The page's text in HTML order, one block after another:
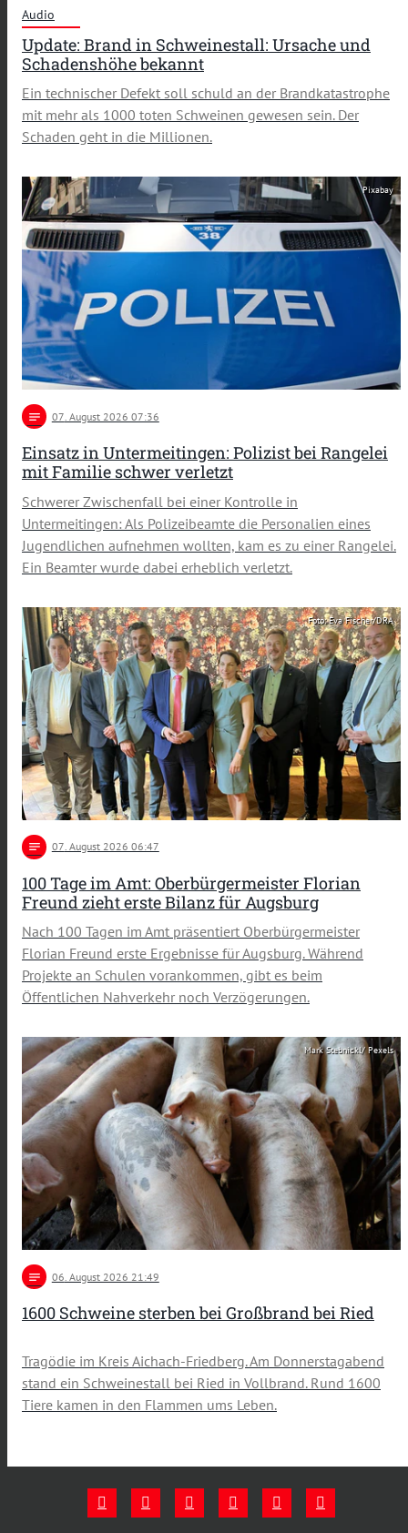
Audio
Update: Brand in Schweinestall: Ursache und
Schadenshöhe bekannt
Ein technischer Defekt soll schuld an der Brandkatastrophe
mit mehr als 1000 toten Schweinen gewesen sein. Der
Schaden geht in die Millionen.
Pixabay
notes 07 . August 2026 07:36
Einsatz in Untermeitingen: Polizist bei Rangelei
mit Familie schwer verletzt
Schwerer Zwischenfall bei einer Kontrolle in
Untermeitingen: Als Polizeibeamte die Personalien eines
Jugendlichen aufnehmen wollten, kam es zu einer Rangelei.
Ein Beamter wurde dabei erheblich verletzt.
Foto: Eva Fischer/DRA
notes 07. August 2026 06:47
100 Tage im Amt: Oberbürgermeister Florian
Freund zieht erste Bilanz für Augsburg
Nach 100 Tagen im Amt präsentiert Oberbürgermeister
Florian Freund erste Ergebnisse für Augsburg. Während
Projekte an Schulen vorankommen, gibt es beim
Öffentlichen Nahverkehr noch Verzögerungen.
Mark Stebnickl/ Pexels
notes 06 . August 2026 21:49
1600 Schweine sterben bei Großbrand bei Ried
Tragödie im Kreis Aichach-Friedberg. Am Donnerstagabend
stand ein Schweinestall bei Ried in Vollbrand. Rund 1600
Tiere kamen in den Flammen ums Leben.